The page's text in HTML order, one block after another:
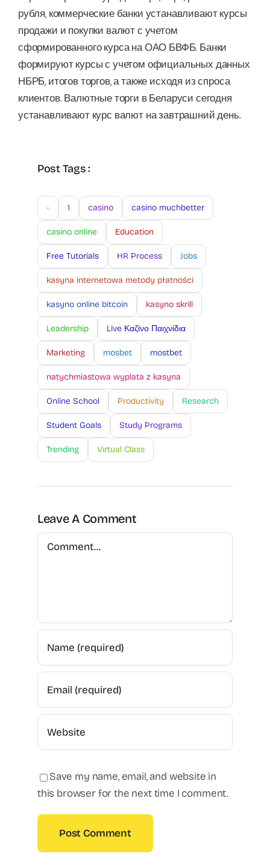
рубля, коммерческие банки устанавливают курсы
продажи и покупки валют с учетом
сформированного курса на ОАО БВФБ. Банки
формируют курсы с учетом официальных данных
НБРБ, итогов торгов, а также исходя из спроса
клиентов. Валютные торги в Беларуси сегодня
устанавливают курс валют на завтрашний день.
Post Tags :
- 1 casino casino muchbetter
casino online Education
Free Tutorials HR Process Jobs
kasyna internetowa metody płatności
kasyno online bitcoin kasyno skrill
Leadership Live Καζίνο Παιχνίδια
Marketing mosbet mostbet
natychmiastowa wyplata z kasyna
Online School Productivity Research
Student Goals Study Programs
Trending Virtual Class
Leave A Comment
Comment
Save my name, email, and website in
this browser for the next time I comment.